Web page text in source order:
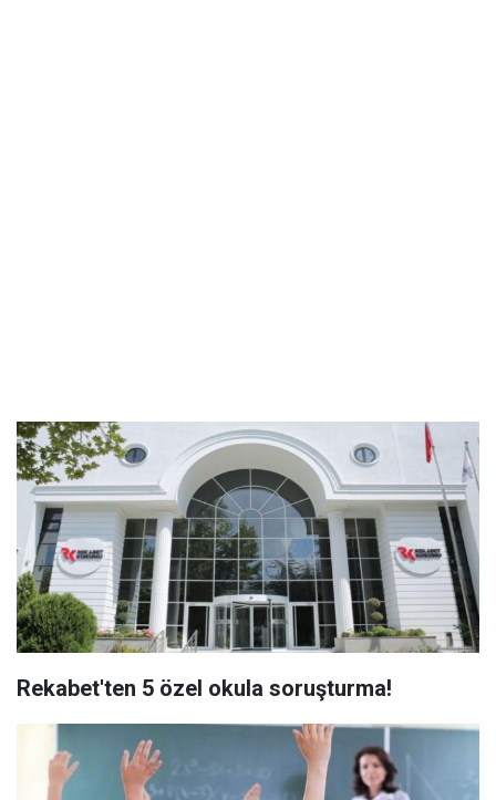
Rekabet'ten 5 özel okula soruşturma!